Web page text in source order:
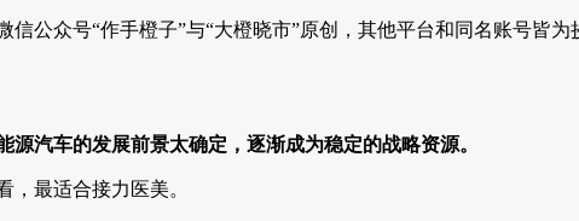
公众号“作手橙子”与“大橙晓市”原创，其他平台和同名账号皆为
汽车的发展前景太确定，逐渐成为稳定的战略资源。
，最适合接力医美。